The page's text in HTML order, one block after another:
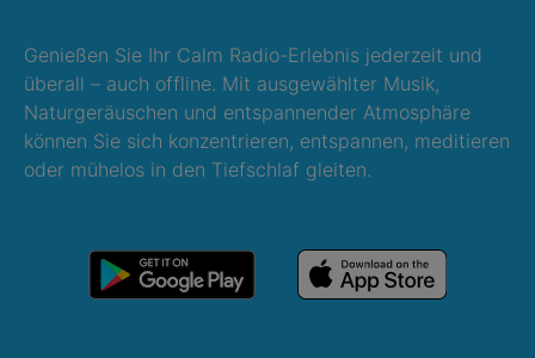
Genießen Sie Ihr Calm Radio-Erlebnis jederzeit und
überall – auch offline. Mit ausgewählter Musik,
Naturgeräuschen und entspannender Atmosphäre
können Sie sich konzentrieren, entspannen, meditieren
oder mühelos in den Tiefschlaf gleiten.